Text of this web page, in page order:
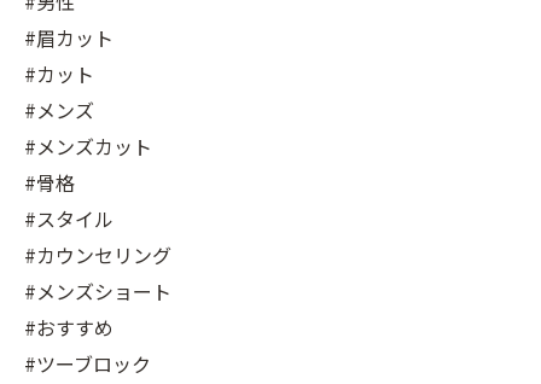
#眉カット
#カット
#メンズ
#メンズカット
#骨格
#スタイル
#カウンセリング
#メンズショート
#おすすめ
#ツーブロック